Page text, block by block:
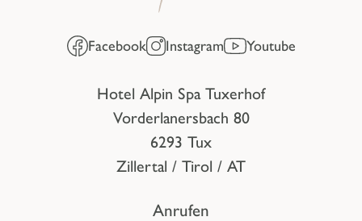
Facebook Instagram Youtube
Hotel Alpin Spa Tuxerhof
Vorderlanersbach 80
6293 Tux
Zillertal / Tirol / AT
Anrufen